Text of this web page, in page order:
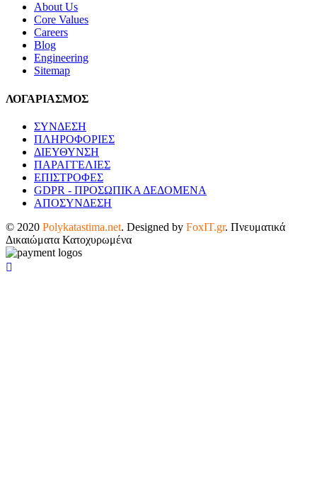
About Us
Core Values
Careers
Blog
Engineering
Sitemap
ΛΟΓΑΡΙΑΣΜΟΣ
ΣΥΝΔΕΣΗ
ΠΛΗΡΟΦΟΡΙΕΣ
ΔΙΕΥΘΥΝΣΗ
ΠΑΡΑΓΓΕΛΙΕΣ
ΕΠΙΣΤΡΟΦΕΣ
GDPR - ΠΡΟΣΩΠΙΚΑ ΔΕΔΟΜΕΝΑ
ΑΠΟΣΥΝΔΕΣΗ
© 2020 Polykatastima.net. Designed by FoxIT.gr. Πνευματικά
Δικαιώματα Κατοχυρωμένα